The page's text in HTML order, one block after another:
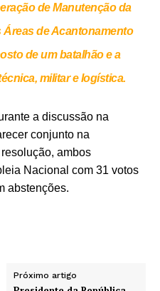
de Manutenção da
de Acantonamento
de um batalhão e a
militar e logística.
a discussão na
conjunto na
ambos
Nacional com 31 votos
abstenções.
Próximo artigo